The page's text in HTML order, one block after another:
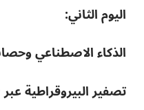
اليوم الثاني:
الذكاء الاصطناعي
تصفير البيروقراطية